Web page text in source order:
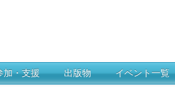
加・支援 出版物 イベント一覧